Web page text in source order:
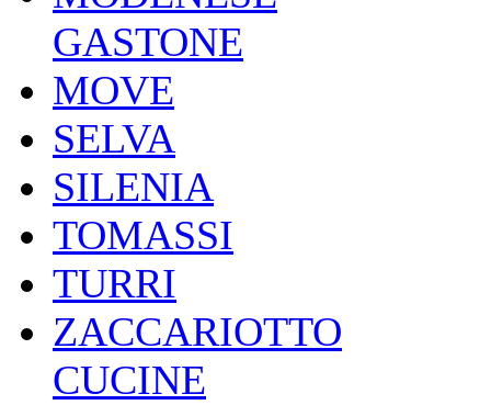
GASTONE
MOVE
SELVA
SILENIA
TOMASSI
TURRI
ZACCARIOTTO
CUCINE